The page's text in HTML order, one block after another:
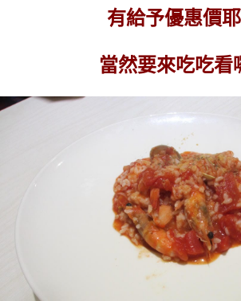
有給予優惠價
當然要來吃吃看